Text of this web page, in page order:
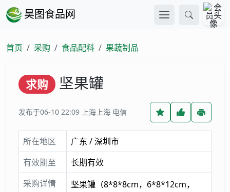
昊图食品网
首页 采购 食品配料 果蔬制品
求购 坚果罐
发布于06-10 22:09 上海上海 电信
所在地区
广东 / 深圳市
有效期至
长期有效
采购详情
坚果罐（8*8*8cm，6*8*12cm，